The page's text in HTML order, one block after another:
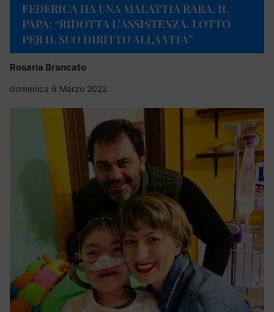
FEDERICA HA UNA MALATTIA RARA. IL
PAPÀ: “RIDOTTA L’ASSISTENZA. LOTTO
PER IL SUO DIRITTO ALLA VITA”
Rosaria Brancato
domenica 6 Marzo 2022